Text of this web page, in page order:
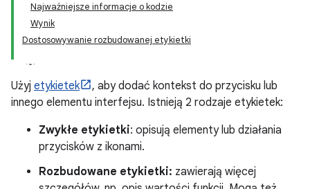
Najważniejsze informacje o kodzie
Wynik
Dostosowywanie rozbudowanej etykietki
Użyj etykietek
, aby dodać kontekst do przycisku lub
innego elementu interfejsu. Istnieją 2 rodzaje etykietek:
Zwykłe etykietki: opisują elementy lub działania
przycisków z ikonami.
Rozbudowane etykietki: zawierają więcej